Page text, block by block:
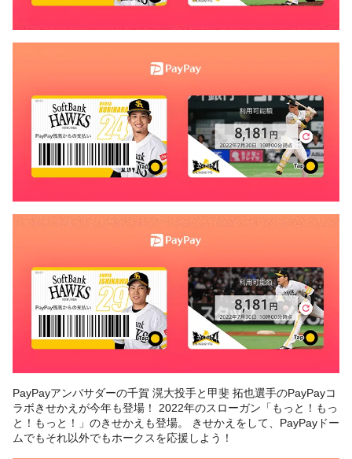
PayPayアンバサダーの千賀 滉大投手と甲斐 拓也選手のPayPayコ
ラボきせかえが今年も登場！ 2022年のスローガン「もっと！もっ
と！もっと！」のきせかえも登場。 きせかえをして、PayPayドー
ムでもそれ以外でもホークスを応援しよう！